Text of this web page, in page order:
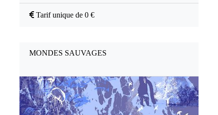
Tarif unique de 0 €
MONDES SAUVAGES